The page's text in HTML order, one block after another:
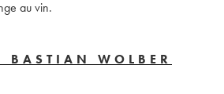
BASTIAN WOLBER